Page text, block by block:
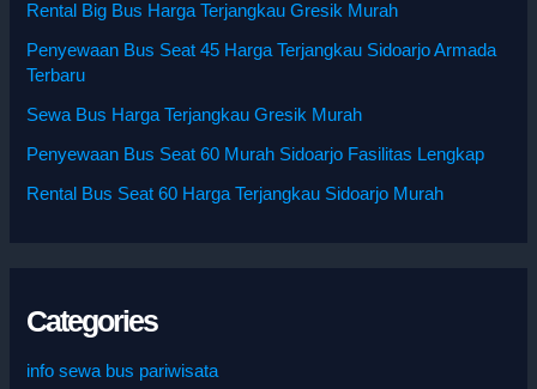
Rental Big Bus Harga Terjangkau Gresik Murah
Penyewaan Bus Seat 45 Harga Terjangkau Sidoarjo Armada
Terbaru
Sewa Bus Harga Terjangkau Gresik Murah
Penyewaan Bus Seat 60 Murah Sidoarjo Fasilitas Lengkap
Rental Bus Seat 60 Harga Terjangkau Sidoarjo Murah
Categories
info sewa bus pariwisata